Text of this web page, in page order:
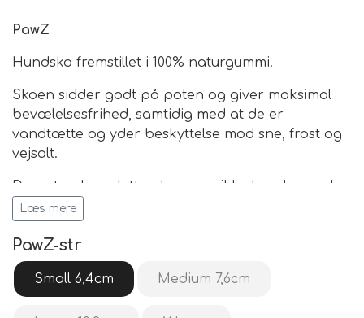
PawZ
Hundsko fremstillet i 100% naturgummi.
Skoen sidder godt på poten og giver maksimal
bevælelsesfrihed, samtidig med at de er
vandtætte og yder beskyttelse mod sne, frost og
vejsalt.
De er tynde og lette, de gener ikke hunden - selv
når den arbejder.
Fremstillet i 100% naturgummi
Vandtætte - bionedbrydelig
Til poter der ikke må slikkes på
Læs mere
PawZ-str
Small 6,4cm Medium 7,6cm